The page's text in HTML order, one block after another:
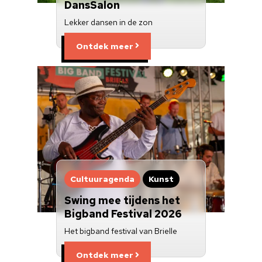
zondag 16 augustus 2026
Zomeropenstelling Landgoed
Ravesteyn
zondag 16 augustus 2026
Verhalenverteller Arnie
Dalkmann
maandag 17 augustus 2026
Maandagavond orgelconcert in
de St.Catharijnekerk
DansSalon
Lekker dansen in de zon
Ontdek meer
Cultuuragenda Kunst
Swing mee tijdens het
Bigband Festival 2026
Het bigband festival van Brielle
Ontdek meer